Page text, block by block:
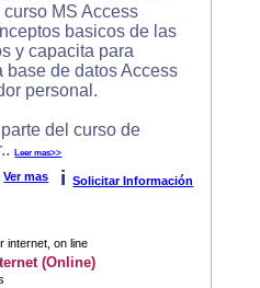
curso MS Access
basicos de las
y capacita para
base de datos Access
personal.
del curso de
Leer mas>>
Ver mas i Solicitar Información
(Online)